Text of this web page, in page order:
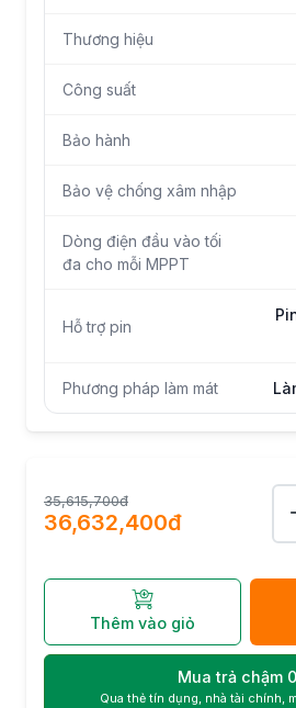
Thương hiệu
Công suất
Bảo hành
Bảo vệ chống xâm nhập
Dòng điện đầu vào tối
đa cho mỗi MPPT
Hỗ trợ pin
Phương pháp làm mát
35,615,700đ
36,632,400đ
Thêm vào giỏ
Mua trả chậm
Qua thẻ tín dụng, nhà tài chính,